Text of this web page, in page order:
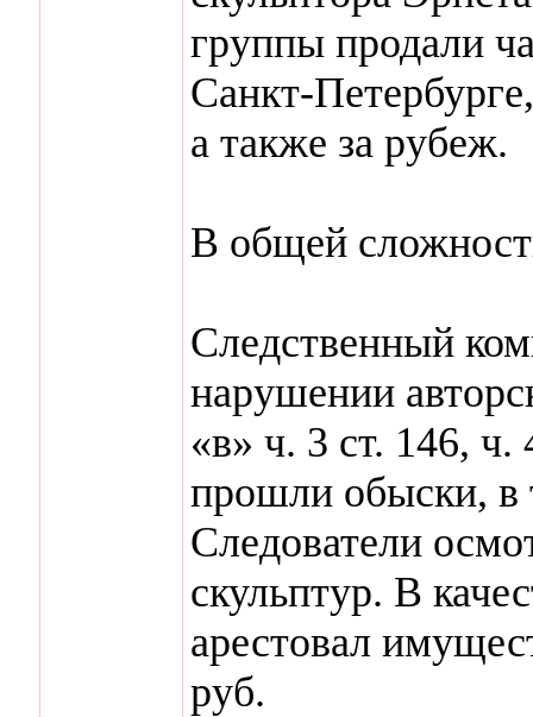
группы продали
Санкт-
а также за рубеж.
В общей
Следственный
нарушении
«в» ч. 3 ст. 146, ч.
прошли обыски, в
Следователи
скульптур. В
арестовал
руб.